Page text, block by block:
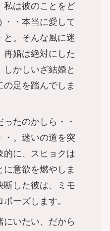
私は彼のことをど
・・本当に愛して
と。そんな風に迷
再婚は絶対にした
かしいざ結婚と
足を踏んでしま
たのかしら・・
・。迷いの道を突
的に、スヒョクは
に意欲を燃やしま
断した彼は、ミモ
ーズします。
いたい、だから